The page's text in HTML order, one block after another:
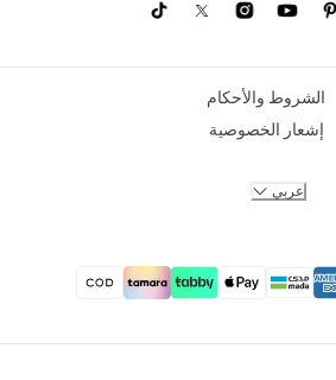
الشروط والأحكام
إشعار الخصوصية
عربي